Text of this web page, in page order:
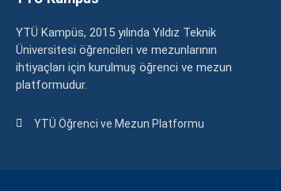
YTÜ Kampüs, 2015 yılında Yıldız Teknik
Üniversitesi öğrencileri ve mezunlarının
ihtiyaçları için kurulmuş öğrenci ve mezun
platformudur.
YTÜ Öğrenci ve Mezun Platformu